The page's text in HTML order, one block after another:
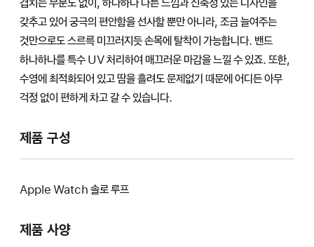
갖추고 있어 궁극의 편안함을 선사할 뿐만 아니라, 조금 늘여주는
것만으로도 스르륵 미끄러지듯 손목에 탈착이 가능합니다. 밴드
하나하나를 특수 UV 처리하여 매끄러운 마감을 느낄 수 있죠. 또한,
수영에 최적화되어 있고 땀을 흘려도 문제없기 때문에 어디든 아무
걱정 없이 편하게 차고 갈 수 있습니다.
제품 구성
Apple Watch 솔로 루프
제품 사양